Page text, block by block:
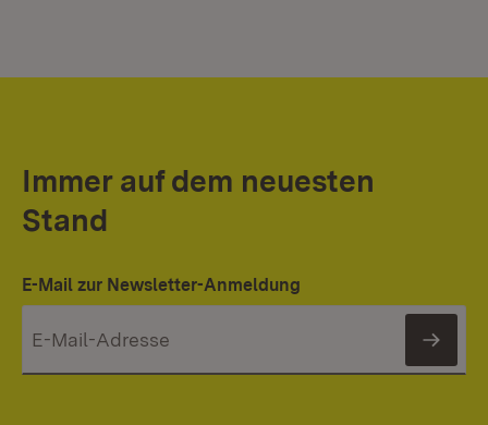
Immer auf dem neuesten
Stand
E-Mail zur Newsletter-Anmeldung